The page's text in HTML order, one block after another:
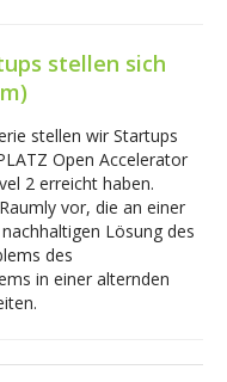
stellen sich
stellen wir Startups
Open Accelerator
2 erreicht haben.
vor, die an einer
Lösung des
des
in einer alternden